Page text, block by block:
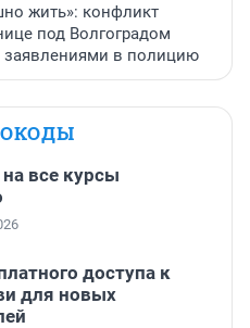
жить»: конфликт
под Волгоградом
заявлениями в полицию
все курсы
доступа к
для новых